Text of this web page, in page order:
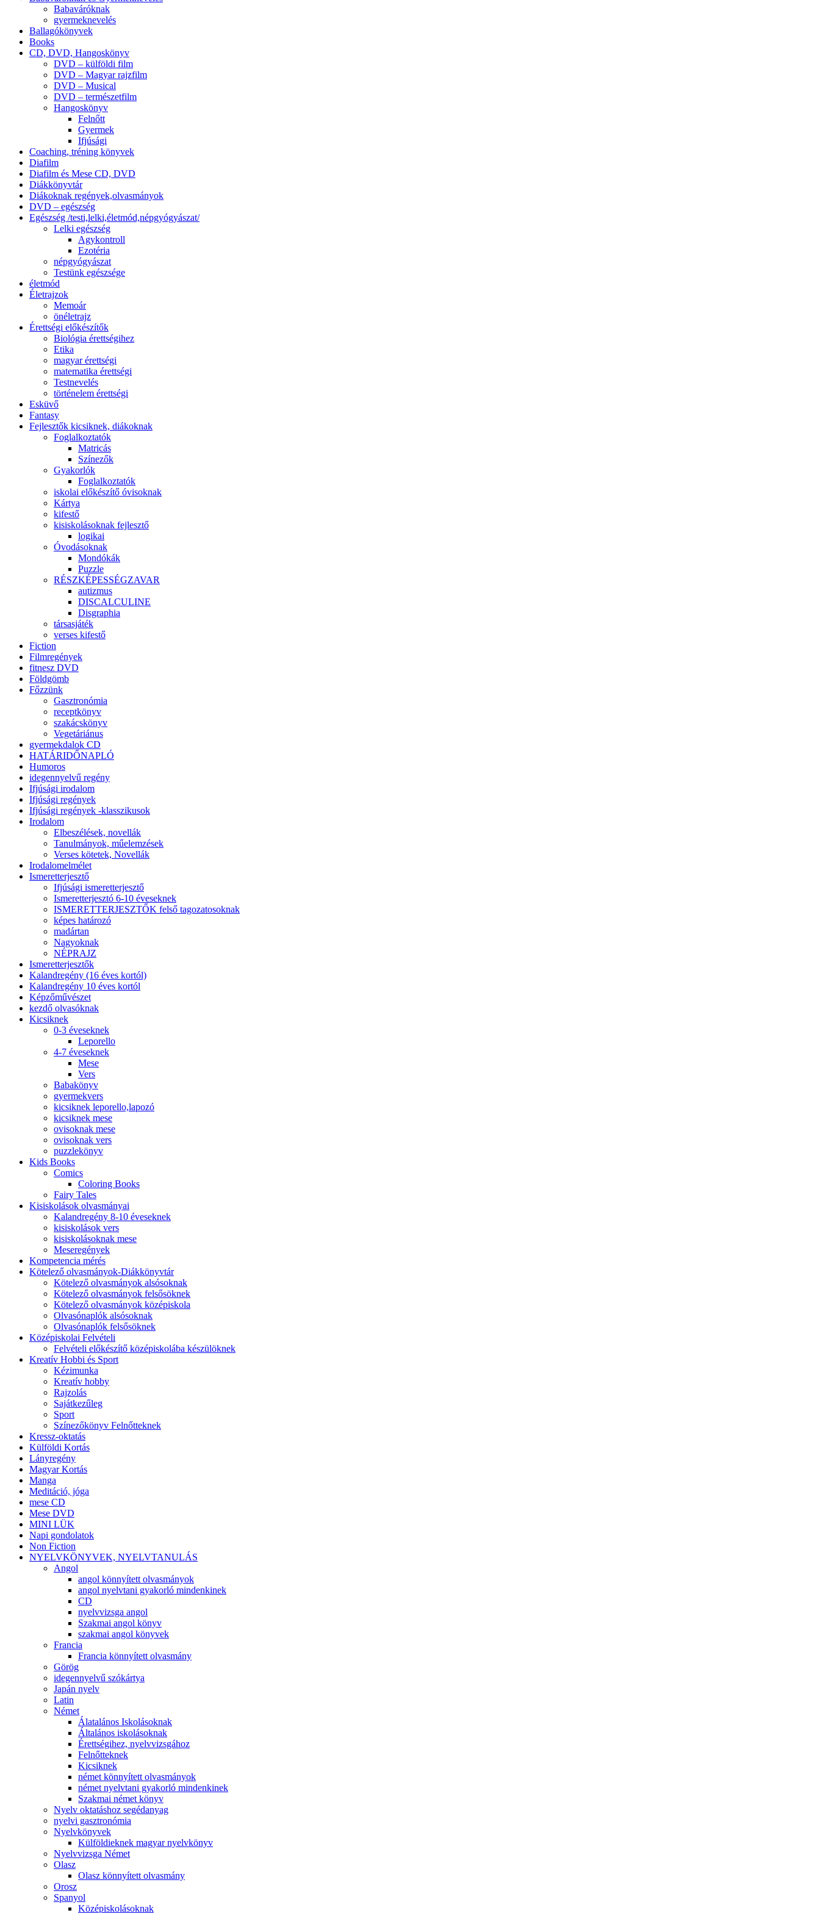
Babaváróknak
gyermeknevelés
Ballagókönyvek
Books
CD, DVD, Hangoskönyv
DVD – külföldi film
DVD – Magyar rajzfilm
DVD – Musical
DVD – természetfilm
Hangoskönyv
Felnőtt
Gyermek
Ifjúsági
Coaching, tréning könyvek
Diafilm
Diafilm és Mese CD, DVD
Diákkönyvtár
Diákoknak regények,olvasmányok
DVD – egészség
Egészség /testi,lelki,életmód,népgyógyászat/
Lelki egészség
Agykontroll
Ezotéria
népgyógyászat
Testünk egészsége
életmód
Életrajzok
Memoár
önéletrajz
Érettségi előkészítők
Biológia érettségihez
Etika
magyar érettségi
matematika érettségi
Testnevelés
történelem érettségi
Esküvő
Fantasy
Fejlesztők kicsiknek, diákoknak
Foglalkoztatók
Matricás
Színezők
Gyakorlók
Foglalkoztatók
iskolai előkészítő óvisoknak
Kártya
kifestő
kisiskolásoknak fejlesztő
logikai
Óvodásoknak
Mondókák
Puzzle
RÉSZKÉPESSÉGZAVAR
autizmus
DISCALCULINE
Disgraphia
társasjáték
verses kifestő
Fiction
Filmregények
fitnesz DVD
Földgömb
Főzzünk
Gasztronómia
receptkönyv
szakácskönyv
Vegetáriánus
gyermekdalok CD
HATÁRIDŐNAPLÓ
Humoros
idegennyelvű regény
Ifjúsági irodalom
Ifjúsági regények
Ifjúsági regények -klasszikusok
Irodalom
Elbeszélések, novellák
Tanulmányok, műelemzések
Verses kötetek, Novellák
Irodalomelmélet
Ismeretterjesztő
Ifjúsági ismeretterjesztő
Ismeretterjesztó 6-10 éveseknek
ISMERETTERJESZTŐK felső tagozatosoknak
képes határozó
madártan
Nagyoknak
NÉPRAJZ
Ismeretterjesztők
Kalandregény (16 éves kortól)
Kalandregény 10 éves kortól
Képzőművészet
kezdő olvasóknak
Kicsiknek
0-3 éveseknek
Leporello
4-7 éveseknek
Mese
Vers
Babakönyv
gyermekvers
kicsiknek leporello,lapozó
kicsiknek mese
ovisoknak mese
ovisoknak vers
puzzlekönyv
Kids Books
Comics
Coloring Books
Fairy Tales
Kisiskolások olvasmányai
Kalandregény 8-10 éveseknek
kisiskolások vers
kisiskolásoknak mese
Meseregények
Kompetencia mérés
Kötelező olvasmányok-Diákkönyvtár
Kötelező olvasmányok alsósoknak
Kötelező olvasmányok felsősöknek
Kötelező olvasmányok középiskola
Olvasónaplók alsósoknak
Olvasónaplók felsősöknek
Középiskolai Felvételi
Felvételi előkészítő középiskolába készülöknek
Kreatív Hobbi és Sport
Kézimunka
Kreatív hobby
Rajzolás
Sajátkezűleg
Sport
Színezőkönyv Felnőtteknek
Kressz-oktatás
Külföldi Kortás
Lányregény
Magyar Kortás
Manga
Meditáció, jóga
mese CD
Mese DVD
MINI LÜK
Napi gondolatok
Non Fiction
NYELVKÖNYVEK, NYELVTANULÁS
Angol
angol könnyített olvasmányok
angol nyelvtani gyakorló mindenkinek
CD
nyelvvizsga angol
Szakmai angol könyv
szakmai angol könyvek
Francia
Francia könnyített olvasmány
Görög
idegennyelvű szókártya
Japán nyelv
Latin
Német
Álatalános Iskolásoknak
Általános iskolásoknak
Érettségihez, nyelvvizsgához
Felnőtteknek
Kicsiknek
német könnyített olvasmányok
német nyelvtani gyakorló mindenkinek
Szakmai német könyv
Nyelv oktatáshoz segédanyag
nyelvi gasztronómia
Nyelvkönyvek
Külföldieknek magyar nyelvkönyv
Nyelvvizsga Német
Olasz
Olasz könnyített olvasmány
Orosz
Spanyol
Középiskolásoknak